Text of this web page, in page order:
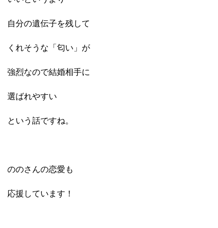
自分の遺伝子を残して
くれそうな「匂い」が
強烈なので結婚相手に
選ばれやすい
という話ですね。
ののさんの恋愛も
応援しています！